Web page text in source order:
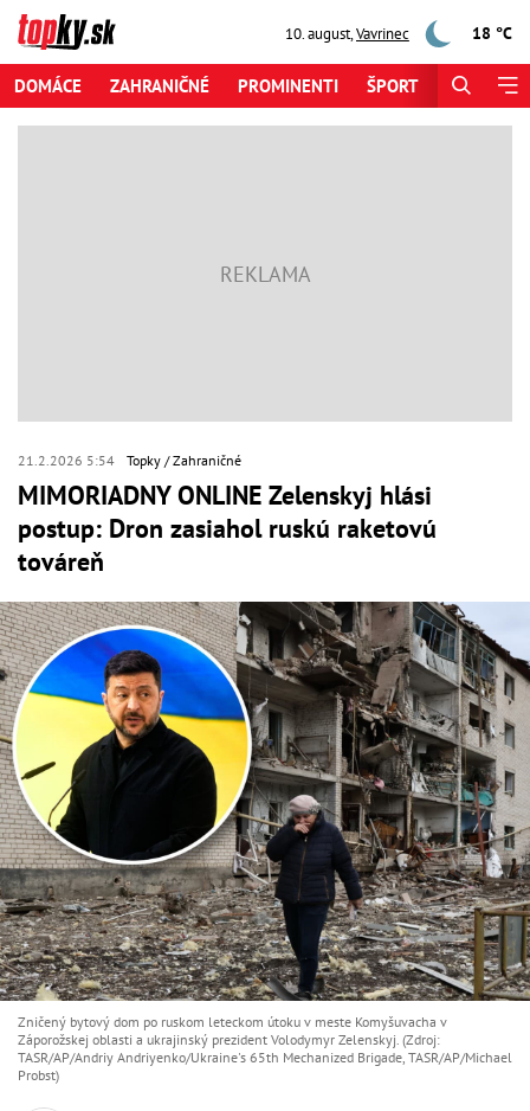
10. august,Vavrinec 18 °C
DOMÁCE ZAHRANIČNÉ PROMINENTI ŠPORT
21.2.2026 5:54 Topky Zahraničné
MIMORIADNY ONLINE Zelenskyj hlási
postup: Dron zasiahol ruskú raketovú
továreň
Zničený bytový dom po ruskom leteckom útoku v meste Komyšuvacha v
Záporožskej oblasti a ukrajinský prezident Volodymyr Zelenskyj. (Zdroj:
TASR/AP/Andriy Andriyenko/Ukraine's 65th Mechanized Brigade, TASR/AP/Michael
Probst)